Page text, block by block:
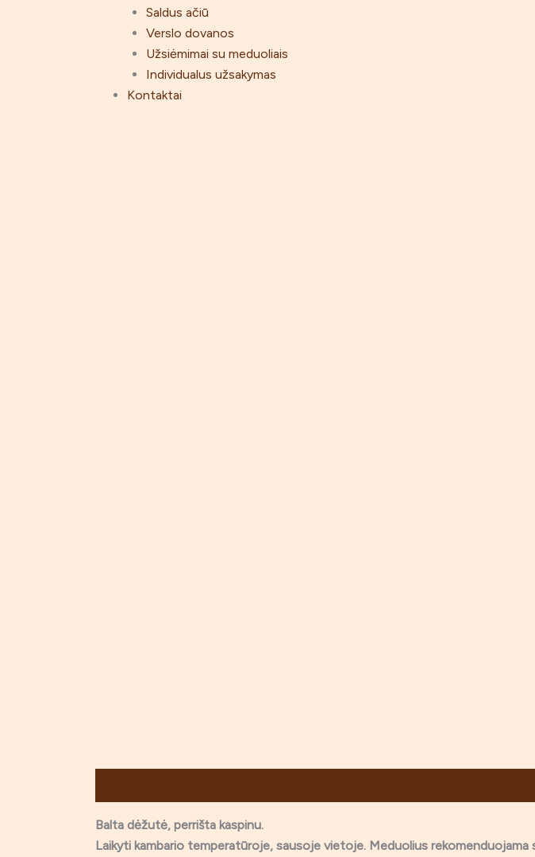
Saldus ačiū
Verslo dovanos
Užsiėmimai su meduoliais
Individualus užsakymas
Kontaktai
Balta dėžutė, perrišta kaspinu.
Laikyti kambario temperatūroje, sausoje vietoje. Meduolius